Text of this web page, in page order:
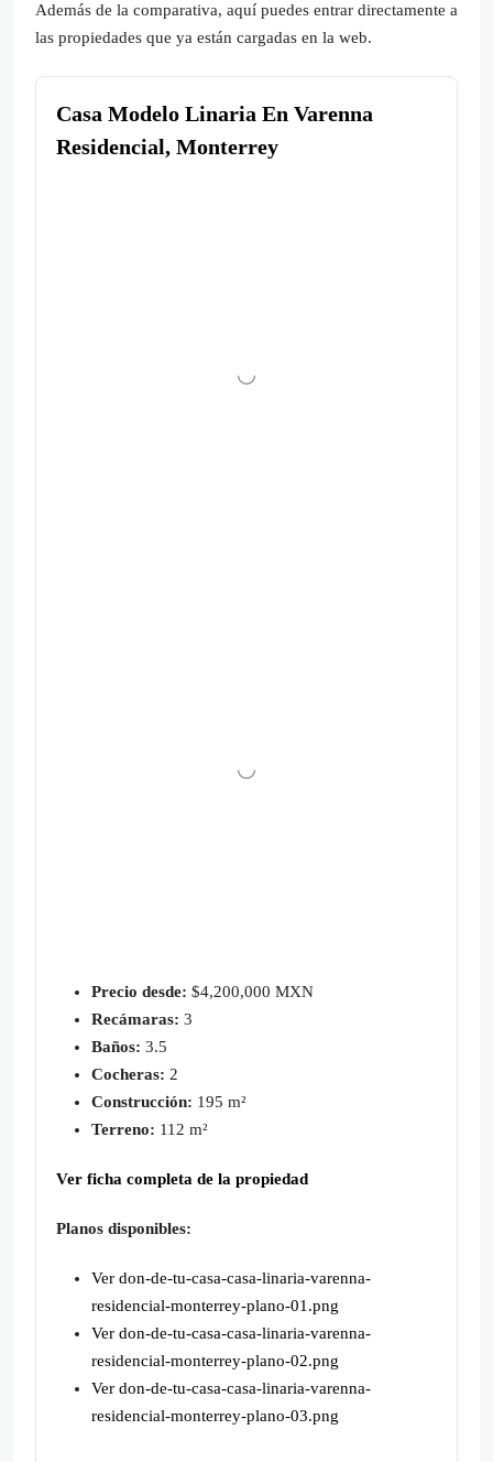
Además de la comparativa, aquí puedes entrar directamente a
las propiedades que ya están cargadas en la web.
Casa Modelo Linaria En Varenna
Residencial, Monterrey
Precio desde: $4,200,000 MXN
Recámaras: 3
Baños: 3.5
Cocheras: 2
Construcción: 195 m²
Terreno: 112 m²
Ver ficha completa de la propiedad
Planos disponibles:
Ver don-de-tu-casa-casa-linaria-varenna-
residencial-monterrey-plano-01.png
Ver don-de-tu-casa-casa-linaria-varenna-
residencial-monterrey-plano-02.png
Ver don-de-tu-casa-casa-linaria-varenna-
residencial-monterrey-plano-03.png